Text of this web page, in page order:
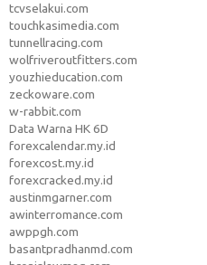
tcvselakui.com
touchkasimedia.com
tunnellracing.com
wolfriveroutfitters.com
youzhieducation.com
zeckoware.com
w-rabbit.com
Data Warna HK 6D
forexcalendar.my.id
forexcost.my.id
forexcracked.my.id
austinmgarner.com
awinterromance.com
awppgh.com
basantpradhanmd.com